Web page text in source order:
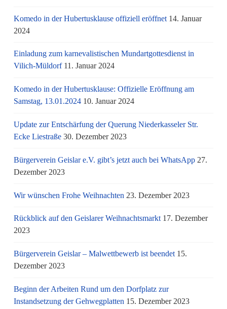
Komedo in der Hubertusklause offiziell eröffnet 14. Januar
2024
Einladung zum karnevalistischen Mundartgottesdienst in
Vilich-Müldorf 11. Januar 2024
Komedo in der Hubertusklause: Offizielle Eröffnung am
Samstag, 13.01.2024 10. Januar 2024
Update zur Entschärfung der Querung Niederkasseler Str.
Ecke Liestraße 30. Dezember 2023
Bürgerverein Geislar e.V. gibt’s jetzt auch bei WhatsApp 27.
Dezember 2023
Wir wünschen Frohe Weihnachten 23. Dezember 2023
Rückblick auf den Geislarer Weihnachtsmarkt 17. Dezember
2023
Bürgerverein Geislar – Malwettbewerb ist beendet 15.
Dezember 2023
Beginn der Arbeiten Rund um den Dorfplatz zur
Instandsetzung der Gehwegplatten 15. Dezember 2023